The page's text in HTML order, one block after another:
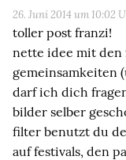
26. Juni 2014 um 10:02
toller post franzi!
nette idee mit den
gemeinsamkeiten
darf ich dich
bilder selber
filter benutzt du
auf festivals, den